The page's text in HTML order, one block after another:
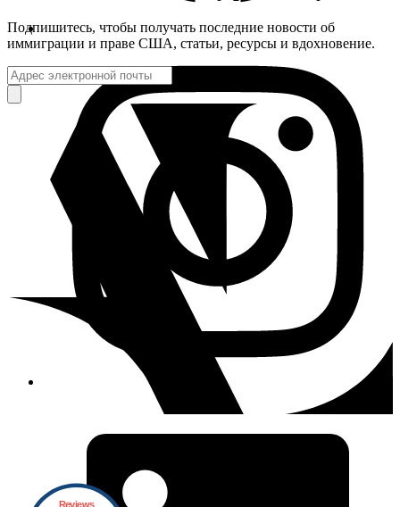
Подпишитесь, чтобы получать последние новости об
иммиграции и праве США, статьи, ресурсы и вдохновение.
Reviews